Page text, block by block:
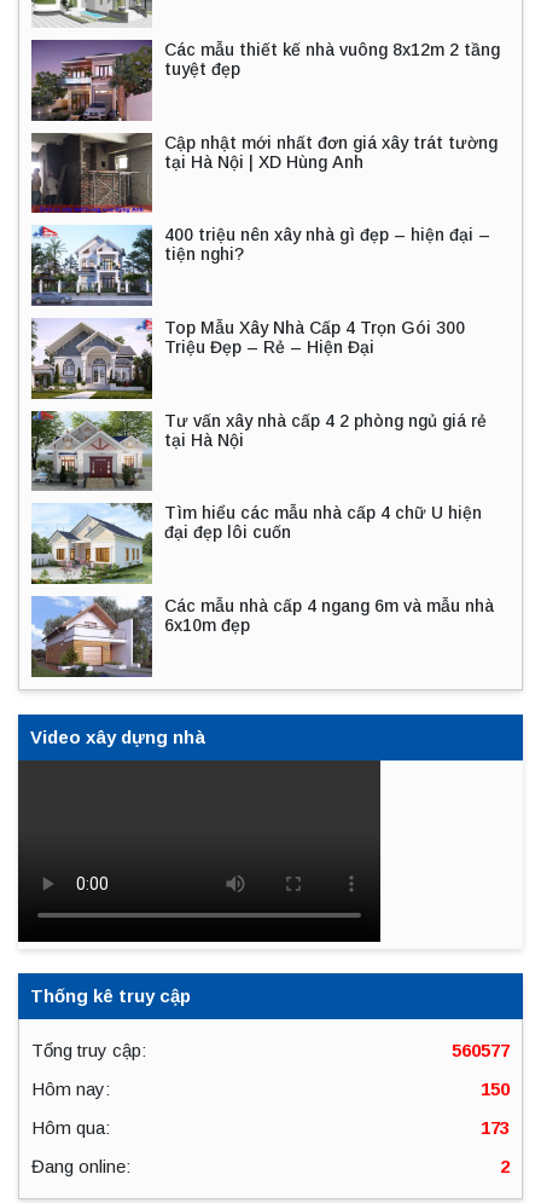
Các mẫu thiết kế nhà vuông 8x12m 2 tầng
tuyệt đẹp
Cập nhật mới nhất đơn giá xây trát tường
tại Hà Nội | XD Hùng Anh
400 triệu nên xây nhà gì đẹp – hiện đại –
tiện nghi?
Top Mẫu Xây Nhà Cấp 4 Trọn Gói 300
Triệu Đẹp – Rẻ – Hiện Đại
Tư vấn xây nhà cấp 4 2 phòng ngủ giá rẻ
tại Hà Nội
Tìm hiểu các mẫu nhà cấp 4 chữ U hiện
đại đẹp lôi cuốn
Các mẫu nhà cấp 4 ngang 6m và mẫu nhà
6x10m đẹp
Video xây dựng nhà
Thống kê truy cập
560577
Tổng truy cập:
150
Hôm nay:
173
Hôm qua:
2
Đang online: